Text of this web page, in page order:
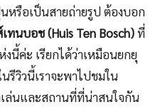
รือเป็นสายถ่ายรูป ต้องบอก
ทนบอช (Huis Ten Bosch)ที่
งนี้ค่ะ เรียกได้ว่าเหมือนยกยุ
รีวิวนี้เราจะพาไปชมใน
ล่นและสถานที่ที่น่าสนใจกัน